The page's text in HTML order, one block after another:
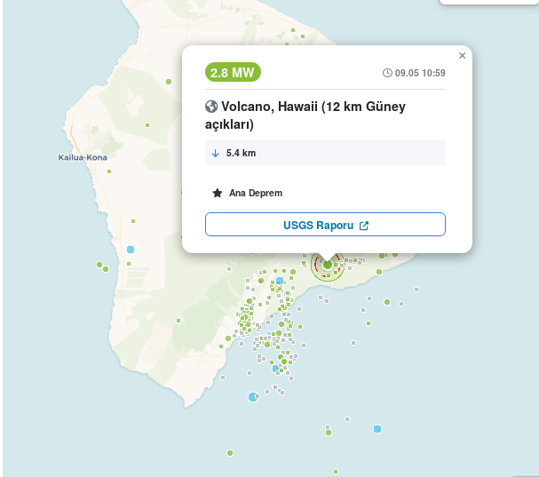
2.8 MW 09.05 10:59
Volcano, Hawaii (12 km Güney
açıkları)
5.4 km
Ana Deprem
USGS Raporu
×